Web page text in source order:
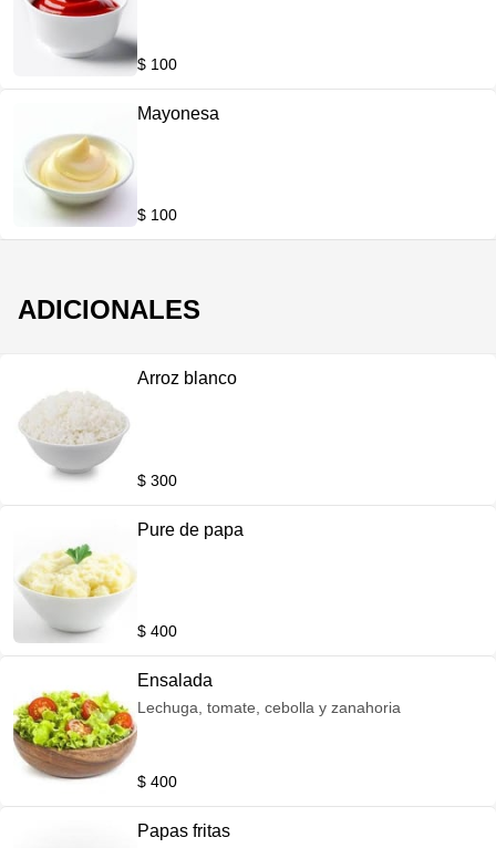
$ 100
Mayonesa
$ 100
ADICIONALES
Arroz blanco
$ 300
Pure de papa
$ 400
Ensalada
Lechuga, tomate, cebolla y zanahoria
$ 400
Papas fritas